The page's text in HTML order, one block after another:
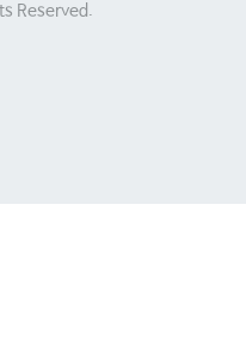
Reserved.